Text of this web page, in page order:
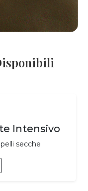
Intensivo
secche